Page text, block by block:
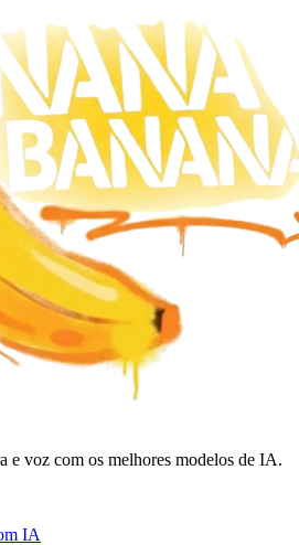
e voz com os melhores modelos de IA.
IA